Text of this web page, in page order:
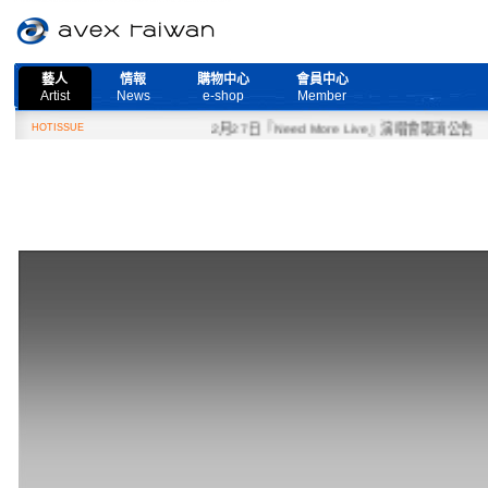
藝人
Artist
情報
News
購物中心
e-shop
會員中心
Member
HOTISSUE 2月27日『Need More Live』演唱會取消公告